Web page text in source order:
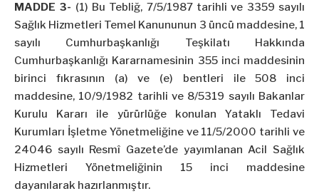
MADDE 3- (1) Bu Tebliğ, 7/5/1987 tarihli ve 3359 sayılı
Sağlık Hizmetleri Temel Kanununun 3 üncü maddesine, 1
sayılı Cumhurbaşkanlığı Teşkilatı Hakkında
Cumhurbaşkanlığı Kararnamesinin 355 inci maddesinin
birinci fıkrasının (a) ve (e) bentleri ile 508 inci
maddesine, 10/9/1982 tarihli ve 8/5319 sayılı Bakanlar
Kurulu Kararı ile yürürlüğe konulan Yataklı Tedavi
Kurumları İşletme Yönetmeliğine ve 11/5/2000 tarihli ve
24046 sayılı Resmî Gazete’de yayımlanan Acil Sağlık
Hizmetleri Yönetmeliğinin 15 inci maddesine
dayanılarak hazırlanmıştır.